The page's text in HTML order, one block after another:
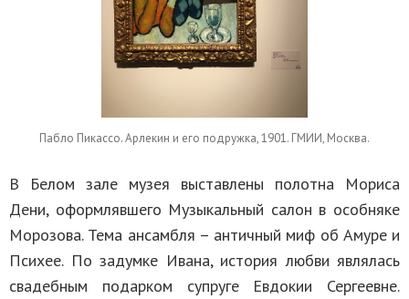
Пабло Пикассо. Арлекин и его подружка, 1901. ГМИИ, Москва.
В Белом зале музея выставлены полотна Мориса
Дени, оформлявшего Музыкальный салон в особняке
Морозова. Тема ансамбля – античный миф об Амуре и
Психее. По задумке Ивана, история любви являлась
свадебным подарком супруге Евдокии Сергеевне.